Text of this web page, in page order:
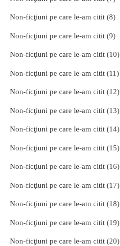
Non-ficţiuni pe care le-am citit (8)
Non-ficţiuni pe care le-am citit (9)
Non-ficţiuni pe care le-am citit (10)
Non-ficţiuni pe care le-am citit (11)
Non-ficţiuni pe care le-am citit (12)
Non-ficţiuni pe care le-am citit (13)
Non-ficţiuni pe care le-am citit (14)
Non-ficţiuni pe care le-am citit (15)
Non-ficţiuni pe care le-am citit (16)
Non-ficţiuni pe care le-am citit (17)
Non-ficţiuni pe care le-am citit (18)
Non-ficţiuni pe care le-am citit (19)
Non-ficţiuni pe care le-am citit (20)